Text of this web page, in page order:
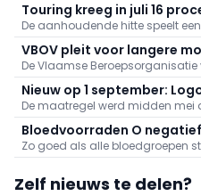
Touring kreeg in juli 16
dossiers binnen: "Hitte
De aanhoudende hitte speelt
Touring. Er kwamen daarnaast
aanleiding van de bosbranden
VBOV pleit voor langere
De Vlaamse Beroepsorganisatie
vraagt de federale overheid om
breiden tot minstens zes
Nieuw op 1 september:
videoconsultaties
De maatregel werd midden
van Volksgezondheid Frank
Bloedvoorraden O
Zo goed als alle bloedgroepen
voorraden aan O negatief en B
Zelf nieuws te delen?